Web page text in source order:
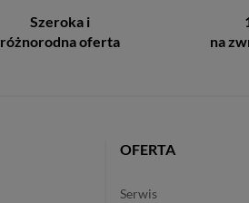
Szeroka i
różnorodna oferta
na
OFERTA
serwis